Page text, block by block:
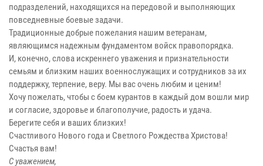
подразделений, находящихся на передовой и выполняющих
повседневные боевые задачи.
Традиционные добрые пожелания нашим ветеранам,
являющимся надежным фундаментом войск правопорядка.
И, конечно, слова искреннего уважения и признательности
семьям и близким наших военнослужащих и сотрудников за их
поддержку, терпение, веру. Мы вас очень любим и ценим!
Хочу пожелать, чтобы с боем курантов в каждый дом вошли мир
и согласие, здоровье и благополучие, радость и удача.
Берегите себя и ваших близких!
Счастливого Нового года и Светлого Рождества Христова!
Счастья вам!
С уважением,